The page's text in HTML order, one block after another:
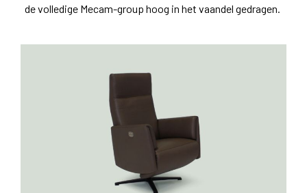
de volledige Mecam-group hoog in het vaandel gedragen.